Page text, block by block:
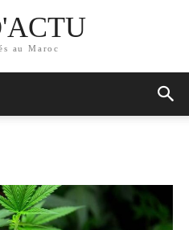
au Maroc